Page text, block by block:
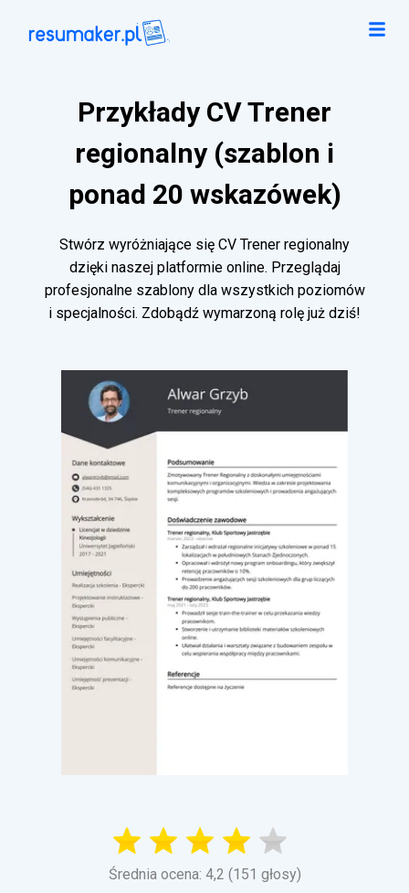
Przykłady CV Trener
regionalny (szablon i
ponad 20 wskazówek)
Stwórz wyróżniające się CV Trener regionalny
dzięki naszej platformie online. Przeglądaj
profesjonalne szablony dla wszystkich poziomów
i specjalności. Zdobądź wymarzoną rolę już dziś!
Średnia ocena: 4,2 (151 głosy)